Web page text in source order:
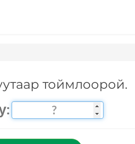
тоймлоорой.